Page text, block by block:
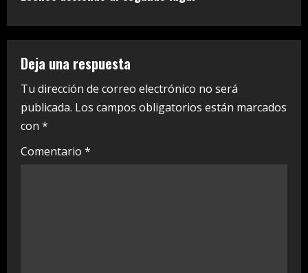
n
u
e
R
e
a
Deja una respuesta
Tu dirección de correo electrónico no será
publicada. Los campos obligatorios están marcados
con *
Comentario *